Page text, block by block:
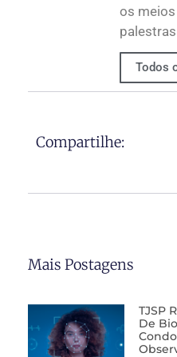
os
Todos
Compartilhe:
Mais Postagens
TJSP
De